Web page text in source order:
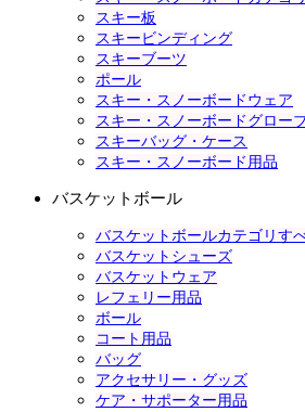
スキー板
スキービンディング
スキーブーツ
ポール
スキー・スノーボードウェア
スキー・スノーボードグロー
スキーバッグ・ケース
スキー・スノーボード用品
バスケットボール
バスケットボールカテゴリす
バスケットシューズ
バスケットウェア
レフェリー用品
ボール
コート用品
バッグ
アクセサリー・グッズ
ケア・サポーター用品